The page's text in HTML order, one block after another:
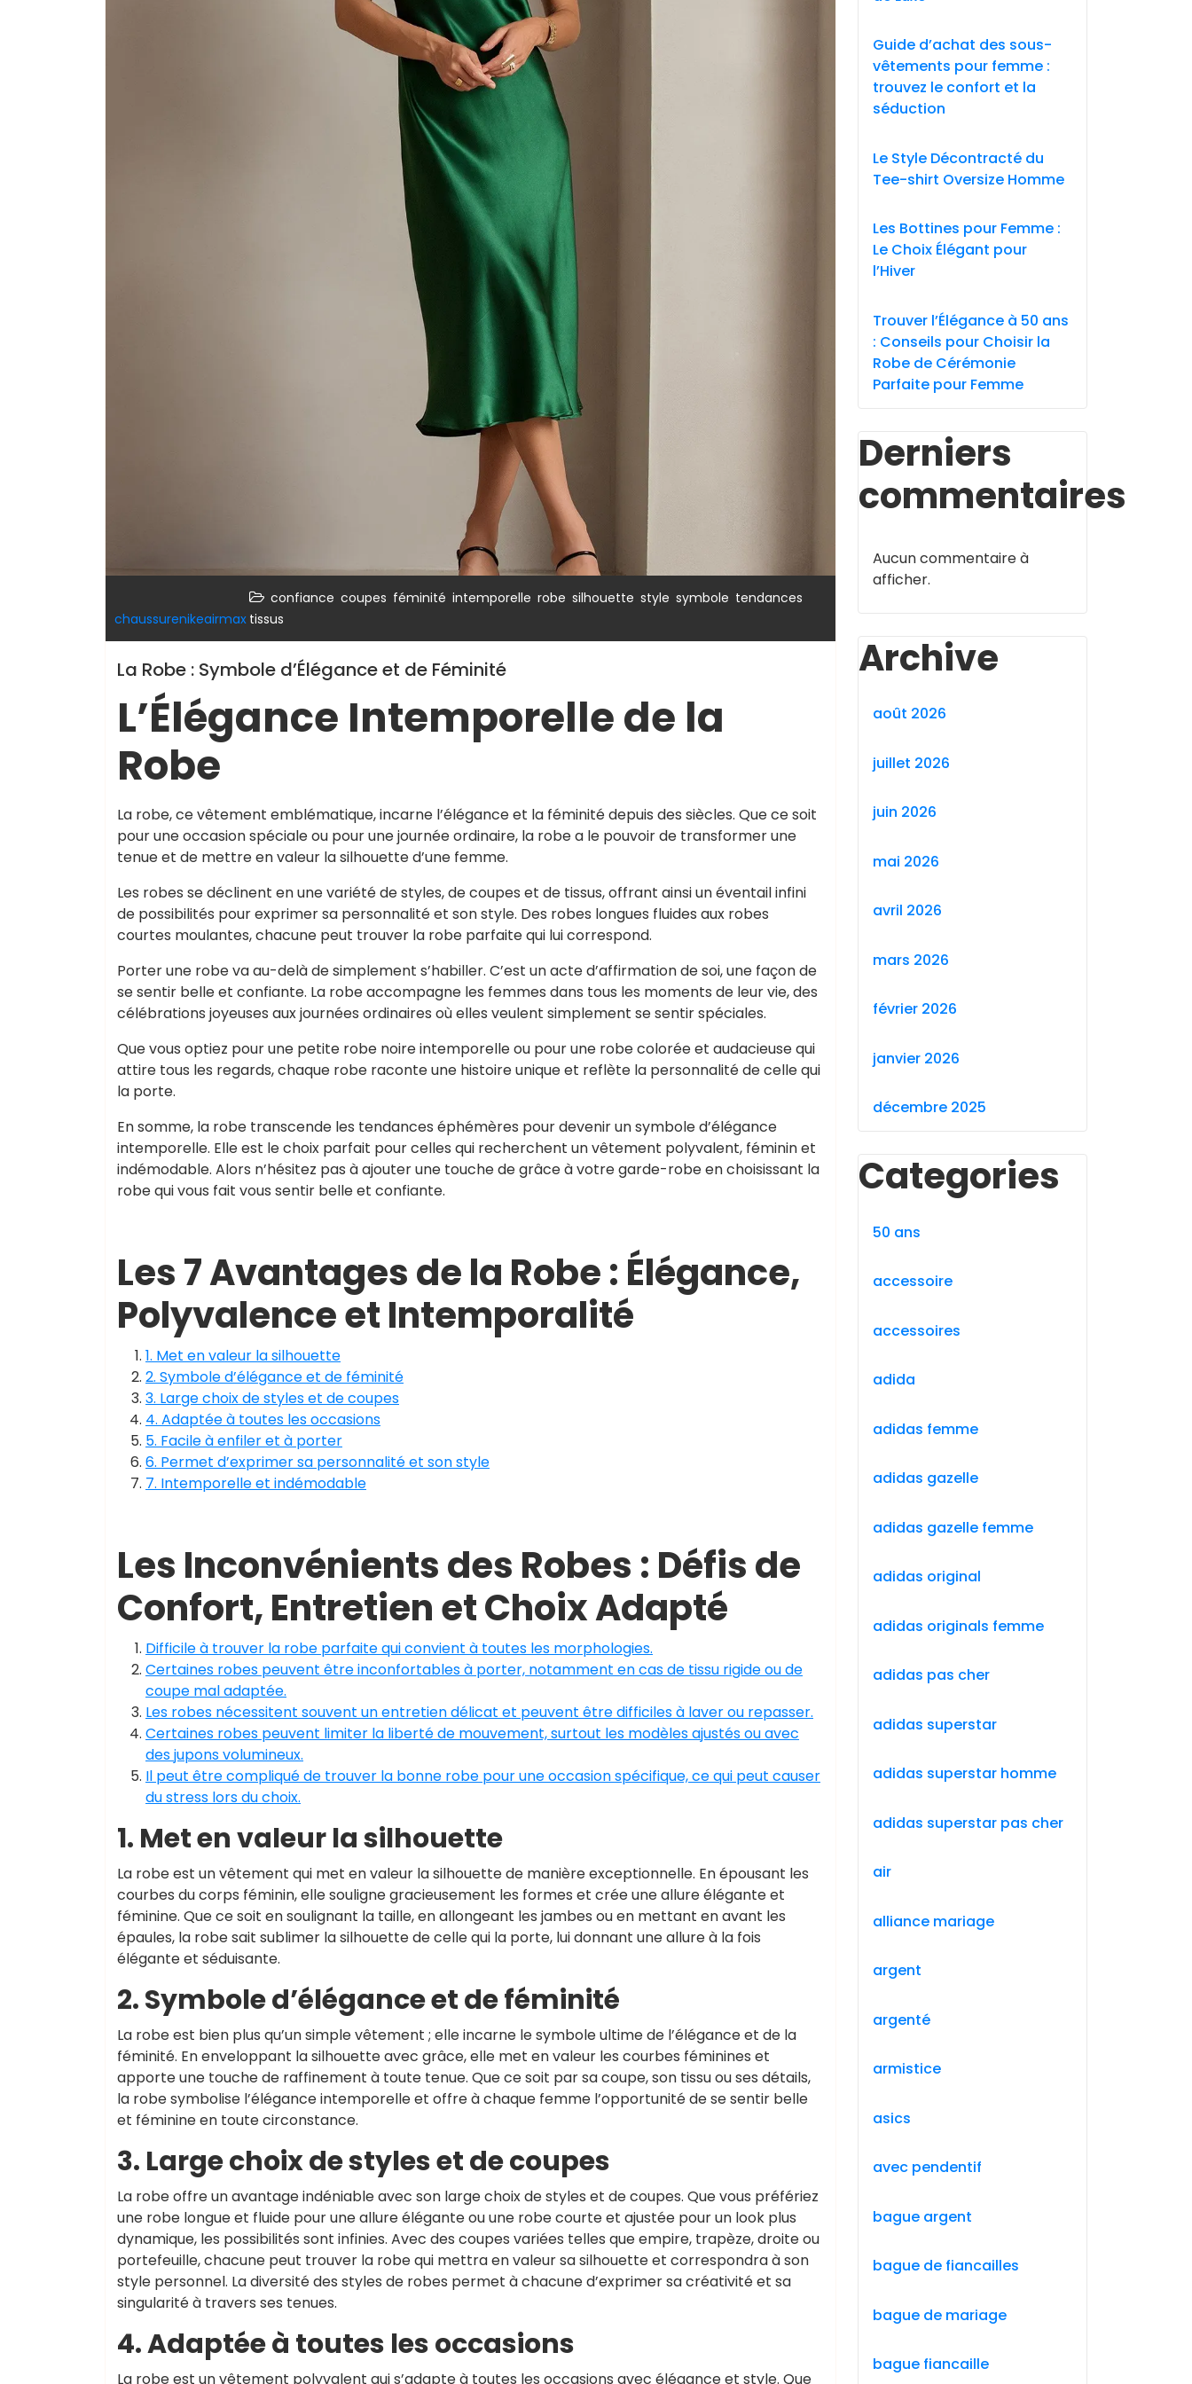
chaussurenikeairmax
confiance ,coupes féminité ,intemporelle ,robe ,silhouette ,style ,symbole tendances
tissus
La Robe : Symbole d’Élégance et de Féminité
L’Élégance Intemporelle de la
Robe
La robe, ce vêtement emblématique, incarne l’élégance et la féminité depuis des siècles. Que ce soit
pour une occasion spéciale ou pour une journée ordinaire, la robe a le pouvoir de transformer une
tenue et de mettre en valeur la silhouette d’une femme.
Les robes se déclinent en une variété de styles, de coupes et de tissus, offrant ainsi un éventail infini
de possibilités pour exprimer sa personnalité et son style. Des robes longues fluides aux robes
courtes moulantes, chacune peut trouver la robe parfaite qui lui correspond.
Porter une robe va au-delà de simplement s’habiller. C’est un acte d’affirmation de soi, une façon de
se sentir belle et confiante. La robe accompagne les femmes dans tous les moments de leur vie, des
célébrations joyeuses aux journées ordinaires où elles veulent simplement se sentir spéciales.
Que vous optiez pour une petite robe noire intemporelle ou pour une robe colorée et audacieuse qui
attire tous les regards, chaque robe raconte une histoire unique et reflète la personnalité de celle qui
la porte.
En somme, la robe transcende les tendances éphémères pour devenir un symbole d’élégance
intemporelle. Elle est le choix parfait pour celles qui recherchent un vêtement polyvalent, féminin et
indémodable. Alors n’hésitez pas à ajouter une touche de grâce à votre garde-robe en choisissant la
robe qui vous fait vous sentir belle et confiante.
Les 7 Avantages de la Robe : Élégance,
Polyvalence et Intemporalité
1. Met en valeur la silhouette
2. Symbole d’élégance et de féminité
3. Large choix de styles et de coupes
4. Adaptée à toutes les occasions
5. Facile à enfiler et à porter
6. Permet d’exprimer sa personnalité et son style
7. Intemporelle et indémodable
Les Inconvénients des Robes : Défis de
Confort, Entretien et Choix Adapté
Difficile à trouver la robe parfaite qui convient à toutes les morphologies.
Certaines robes peuvent être inconfortables à porter, notamment en cas de tissu rigide ou de
coupe mal adaptée.
Les robes nécessitent souvent un entretien délicat et peuvent être difficiles à laver ou repasser.
Certaines robes peuvent limiter la liberté de mouvement, surtout les modèles ajustés ou avec
des jupons volumineux.
Il peut être compliqué de trouver la bonne robe pour une occasion spécifique, ce qui peut causer
du stress lors du choix.
1. Met en valeur la silhouette
La robe est un vêtement qui met en valeur la silhouette de manière exceptionnelle. En épousant les
courbes du corps féminin, elle souligne gracieusement les formes et crée une allure élégante et
féminine. Que ce soit en soulignant la taille, en allongeant les jambes ou en mettant en avant les
épaules, la robe sait sublimer la silhouette de celle qui la porte, lui donnant une allure à la fois
élégante et séduisante.
2. Symbole d’élégance et de féminité
La robe est bien plus qu’un simple vêtement ; elle incarne le symbole ultime de l’élégance et de la
féminité. En enveloppant la silhouette avec grâce, elle met en valeur les courbes féminines et
apporte une touche de raffinement à toute tenue. Que ce soit par sa coupe, son tissu ou ses détails,
la robe symbolise l’élégance intemporelle et offre à chaque femme l’opportunité de se sentir belle
et féminine en toute circonstance.
3. Large choix de styles et de coupes
La robe offre un avantage indéniable avec son large choix de styles et de coupes. Que vous préfériez
une robe longue et fluide pour une allure élégante ou une robe courte et ajustée pour un look plus
dynamique, les possibilités sont infinies. Avec des coupes variées telles que empire, trapèze, droite ou
portefeuille, chacune peut trouver la robe qui mettra en valeur sa silhouette et correspondra à son
style personnel. La diversité des styles de robes permet à chacune d’exprimer sa créativité et sa
singularité à travers ses tenues.
4. Adaptée à toutes les occasions
La robe est un vêtement polyvalent qui s’adapte à toutes les occasions avec élégance et style. Que
Guide d’achat des sous-
vêtements pour femme :
trouvez le confort et la
séduction
Le Style Décontracté du
Tee-shirt Oversize Homme
Les Bottines pour Femme :
Le Choix Élégant pour
l’Hiver
Trouver l’Élégance à 50 ans
: Conseils pour Choisir la
Robe de Cérémonie
Parfaite pour Femme
Derniers
commentaires
Aucun commentaire à
afficher.
Archive
août 2026
juillet 2026
juin 2026
mai 2026
avril 2026
mars 2026
février 2026
janvier 2026
décembre 2025
Categories
50 ans
accessoire
accessoires
adida
adidas femme
adidas gazelle
adidas gazelle femme
adidas original
adidas originals femme
adidas pas cher
adidas superstar
adidas superstar homme
adidas superstar pas cher
air
alliance mariage
argent
argenté
armistice
asics
avec pendentif
bague argent
bague de fiancailles
bague de mariage
bague fiancaille